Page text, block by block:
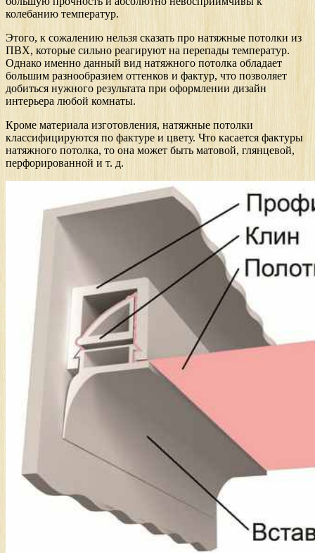
колебанию температур.
Этого, к сожалению нельзя сказать про натяжные потолки из
ПВХ, которые сильно реагируют на перепады температур.
Однако именно данный вид натяжного потолка обладает
большим разнообразием оттенков и фактур, что позволяет
добиться нужного результата при оформлении дизайн
интерьера любой комнаты.
Кроме материала изготовления, натяжные потолки
классифицируются по фактуре и цвету. Что касается фактуры
натяжного потолка, то она может быть матовой, глянцевой,
перфорированной и т. д.